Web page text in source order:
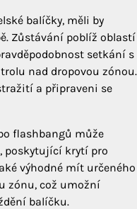
balíčky, měli by
Zůstávání poblíž oblastí
setkání s
nad dropovou zónou.
a připraveni se
flashbangů může
poskytující krytí pro
výhodné mít určeného
zónu, což umožní
balíčku.